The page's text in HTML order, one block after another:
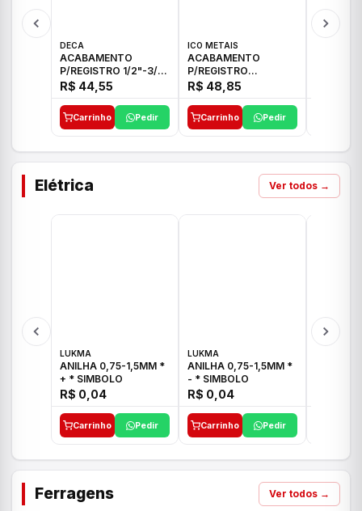
DECA
ACABAMENTO
P/REGISTRO 1/2"-3/4"
E 1"C21.PQ DECA
R$ 44,55
Carrinho Pedir
ICO METAIS
ACABAMENTO
P/REGISTRO
1/2"-3/4"-1" ACB M
CS 33 ICO
R$ 48,85
Carrinho Pedir
Elétrica Ver todos →
LUKMA
ANILHA 0,75-1,5MM *
+ * SIMBOLO
R$ 0,04
Carrinho Pedir
LUKMA
ANILHA 0,75-1,5MM *
- * SIMBOLO
R$ 0,04
Carrinho Pedir
Ferragens Ver todos →